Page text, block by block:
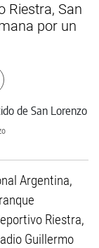
Riestra, San
por un
Argentina,
Riestra,
Guillermo